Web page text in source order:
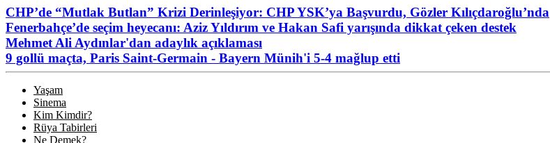
CHP’de “Mutlak Butlan” Krizi Derinleşiyor: CHP YSK’ya Başvurdu, Gözler Kılıçdaroğlu’nda
Fenerbahçe’de seçim heyecanı: Aziz Yıldırım ve Hakan Safi yarışında dikkat çeken destek
Mehmet Ali Aydınlar'dan adaylık açıklaması
9 gollü maçta, Paris Saint-Germain - Bayern Münih'i 5-4 mağlup etti
Yaşam
Sinema
Kim Kimdir?
Rüya Tabirleri
Ne Demek?